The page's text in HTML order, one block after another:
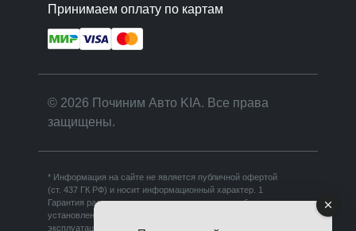
Принимаем оплату по картам
© 2026 Починим Авто KIA. Все права
защищены.
* Информация на сайте не является публичной офертой
(ст. 437 ГК РФ) и носит информационный характер. 1
Гарантия распространяется на выполненные работы и
установленные запчасти при условии соблюдения правил
эксплуатации. Срок гарантии зависит от вида работ и